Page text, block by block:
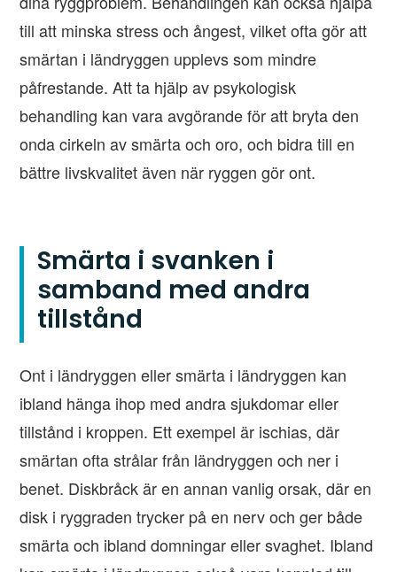
till att minska stress och ångest, vilket ofta gör att
smärtan i ländryggen upplevs som mindre
påfrestande. Att ta hjälp av psykologisk
behandling kan vara avgörande för att bryta den
onda cirkeln av smärta och oro, och bidra till en
bättre livskvalitet även när ryggen gör ont.
Smärta i svanken i
samband med andra
tillstånd
Ont i ländryggen eller smärta i ländryggen kan
ibland hänga ihop med andra sjukdomar eller
tillstånd i kroppen. Ett exempel är ischias, där
smärtan ofta strålar från ländryggen och ner i
benet. Diskbråck är en annan vanlig orsak, där en
disk i ryggraden trycker på en nerv och ger både
smärta och ibland domningar eller svaghet. Ibland